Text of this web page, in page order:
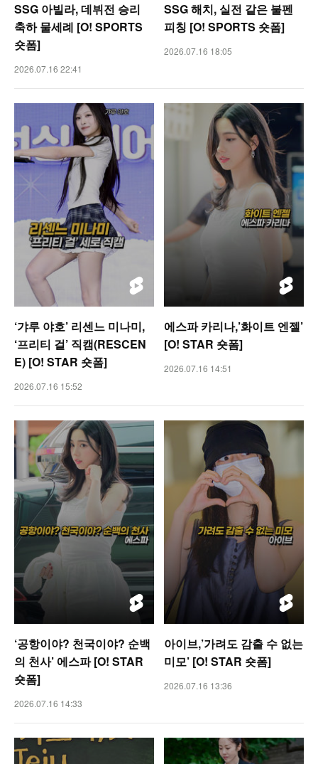
SSG 아빌라, 데뷔전 승리
축하 물세례 [O! SPORTS
숏폼]
2026.07.16 22:41
SSG 해치, 실전 같은 불펜
피칭 [O! SPORTS 숏폼]
2026.07.16 18:05
‘갸루 야호’ 리센느 미나미,
‘프리티 걸’ 직캠(RESCEN
E) [O! STAR 숏폼]
2026.07.16 15:52
에스파 카리나,’화이트 엔젤’
[O! STAR 숏폼]
2026.07.16 14:51
‘공항이야? 천국이야? 순백
의 천사’ 에스파 [O! STAR
숏폼]
2026.07.16 14:33
아이브,’가려도 감출 수 없는
미모’ [O! STAR 숏폼]
2026.07.16 13:36